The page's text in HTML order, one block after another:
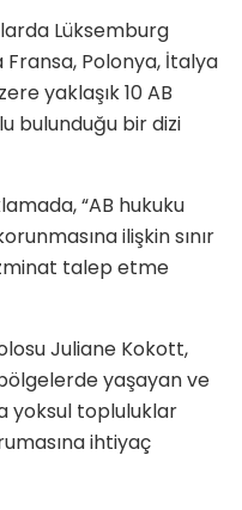
Lüksemburg
Fransa, Polonya, İtalya
yaklaşık 10 AB
bulunduğu bir dizi
“AB hukuku
ilişkin sınır
talep etme
Juliane Kokott,
yaşayan ve
yoksul topluluklar
ihtiyaç